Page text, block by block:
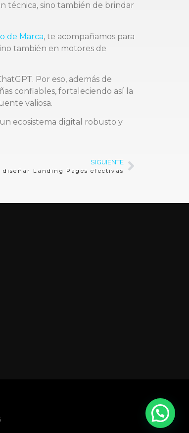
técnica, sino también de brindar
de Marca, te acompañamos para
también en motores de
Por eso, además de
confiables, fortaleciendo así la
valiosa.
ecosistema digital robusto y
SIGUIENTE
diseñar Landing Pages efectivas